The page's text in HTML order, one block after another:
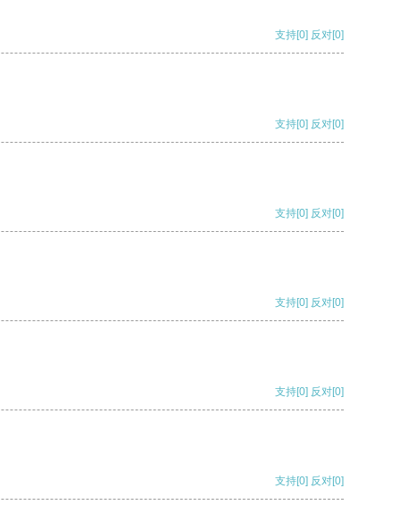
支持[0] 反对[0]
支持[0] 反对[0]
支持[0] 反对[0]
支持[0] 反对[0]
支持[0] 反对[0]
支持[0] 反对[0]